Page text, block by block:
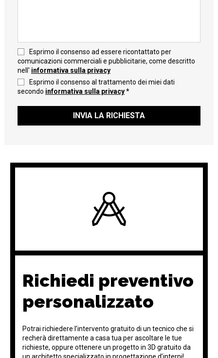
Esprimo il consenso ad essere ricontattato per
comunicazioni commerciali e pubblicitarie, come descritto
nell' informativa sulla privacy
Esprimo il consenso al trattamento dei miei dati
secondo informativa sulla privacy*
INVIA LA RICHIESTA
Richiedi preventivo
personalizzato
Potrai richiedere l’intervento gratuito di un tecnico che si
recherà direttamente a casa tua per ascoltare le tue
richieste, oppure ottenere un progetto in 3D gratuito da